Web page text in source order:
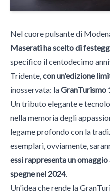
Email
mgpublishing@icloud.com
Hammer Time
Italian Wheel
Morini Gallarati Publishing
Nel cuore pulsante di
Maserati ha scelto di
specifico il centodecimo
Tridente,con un'edizione
inosservata: laGranTurismo
Un tributo elegante e
nella memoria degli
legame profondo con la
esemplari, ovviamente,
essi rappresenta un
spegne nel 2024.
Un'idea che rende la